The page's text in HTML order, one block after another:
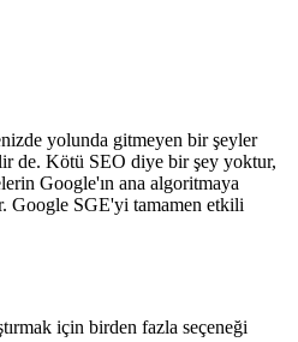
yolunda gitmeyen bir şeyler
de. Kötü SEO diye bir şey yoktur,
Google'ın ana algoritmaya
Google SGE'yi tamamen etkili
için birden fazla seçeneği